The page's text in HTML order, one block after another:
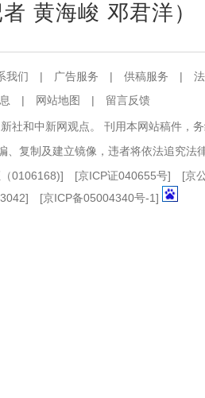
黄海峻 邓君洋）
我们 | 广告服务 | 供稿服务 |
| 网站地图 | 留言反馈
社和中新网观点。 刊用本网站稿件，
、复制及建立镜像，违者将依法追究法
0106168)] [京ICP证040655号] [京
[京ICP备05004340号-1]